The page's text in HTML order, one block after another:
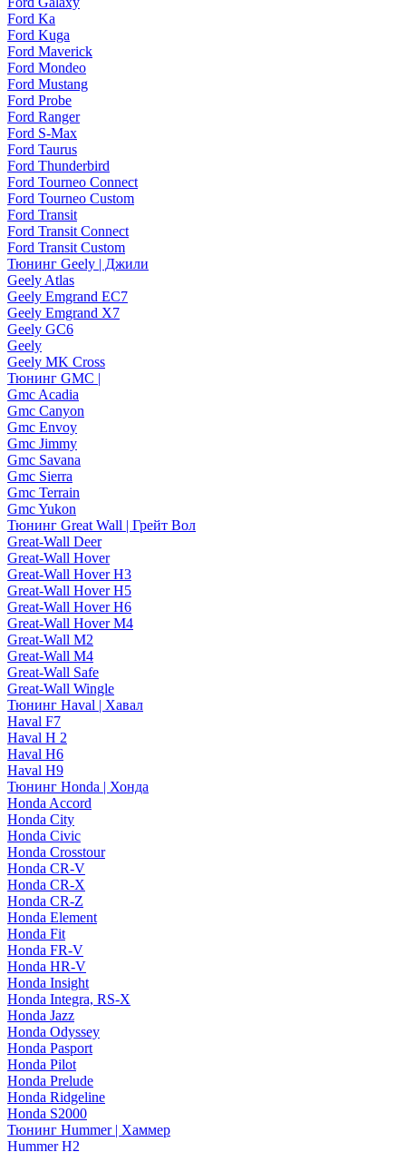
Ford Ka
Ford Kuga
Ford Maverick
Ford Mondeo
Ford Mustang
Ford Probe
Ford Ranger
Ford S-Max
Ford Taurus
Ford Thunderbird
Ford Tourneo Connect
Ford Tourneo Custom
Ford Transit
Ford Transit Connect
Ford Transit Custom
Тюнинг Geely | Джили
Geely Atlas
Geely Emgrand EC7
Geely Emgrand X7
Geely GC6
Geely
Geely MK Cross
Тюнинг GMC |
Gmc Acadia
Gmc Canyon
Gmc Envoy
Gmc Jimmy
Gmc Savana
Gmc Sierra
Gmc Terrain
Gmc Yukon
Тюнинг Great Wall | Грейт Вол
Great-Wall Deer
Great-Wall Hover
Great-Wall Hover H3
Great-Wall Hover H5
Great-Wall Hover H6
Great-Wall Hover M4
Great-Wall M2
Great-Wall M4
Great-Wall Safe
Great-Wall Wingle
Тюнинг Haval | Хавал
Haval F7
Haval H 2
Haval H6
Haval H9
Тюнинг Honda | Хонда
Honda Accord
Honda City
Honda Civic
Honda Crosstour
Honda CR-V
Honda CR-X
Honda CR-Z
Honda Element
Honda Fit
Honda FR-V
Honda HR-V
Honda Insight
Honda Integra, RS-X
Honda Jazz
Honda Odyssey
Honda Pasport
Honda Pilot
Honda Prelude
Honda Ridgeline
Honda S2000
Тюнинг Hummer | Хаммер
Hummer H2